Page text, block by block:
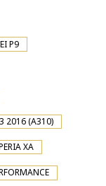
P9
2016 (A310)
XA